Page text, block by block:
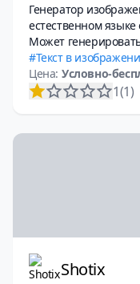
Генератор
естественном языке
Может
Текст в
Цена: Условно-
1(1)
Shotix